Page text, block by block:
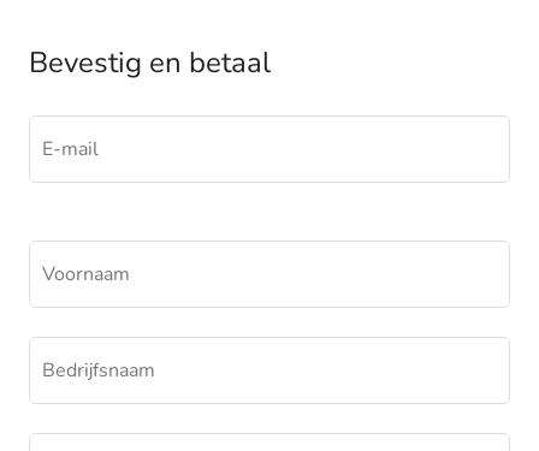
Bevestig en betaal